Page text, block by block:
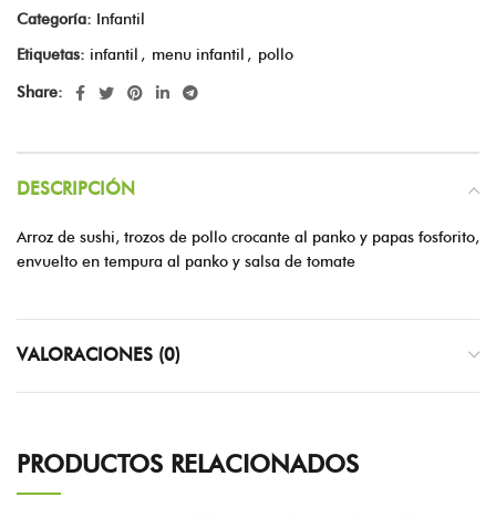
Categoría: Infantil
Etiquetas: infantil , menu infantil , pollo
Share:
DESCRIPCIÓN
Arroz de sushi, trozos de pollo crocante al panko y papas fosforito,
envuelto en tempura al panko y salsa de tomate
VALORACIONES (0)
PRODUCTOS RELACIONADOS